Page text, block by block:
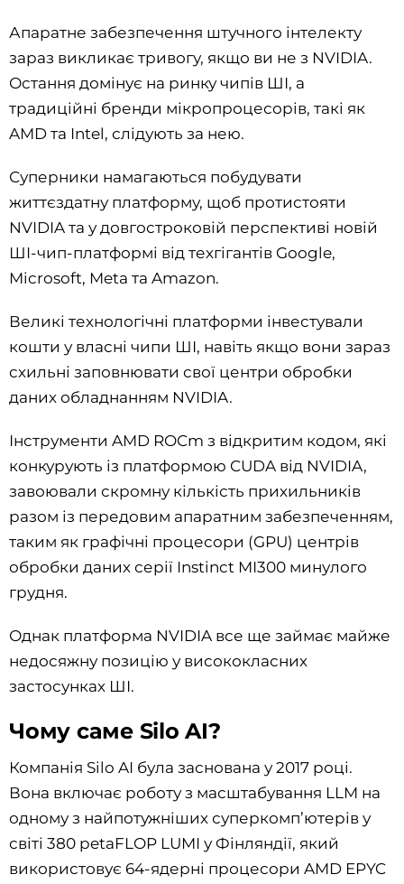
Апаратне забезпечення штучного інтелекту
зараз викликає тривогу, якщо ви не з NVIDIA.
Остання домінує на ринку чипів ШІ, а
традиційні бренди мікропроцесорів, такі як
AMD та Intel, слідують за нею.
Суперники намагаються побудувати
життєздатну платформу, щоб протистояти
NVIDIA та у довгостроковій перспективі новій
ШI-чип-платформі від техгігантів Google,
Microsoft, Meta та Amazon.
Великі технологічні платформи інвестували
кошти у власні чипи ШІ, навіть якщо вони зараз
схильні заповнювати свої центри обробки
даних обладнанням NVIDIA.
Інструменти AMD ROCm з відкритим кодом, які
конкурують із платформою CUDA від NVIDIA,
завоювали скромну кількість прихильників
разом із передовим апаратним забезпеченням,
таким як графічні процесори (GPU) центрів
обробки даних серії Instinct MI300 минулого
грудня.
Однак платформа NVIDIA все ще займає майже
недосяжну позицію у висококласних
застосунках ШІ.
Чому саме Silo AI?
Компанія Silo AI була заснована у 2017 році.
Вона включає роботу з масштабування LLM на
одному з найпотужніших суперкомп’ютерів у
світі 380 petaFLOP LUMI у Фінляндії, який
використовує 64-ядерні процесори AMD EPYC